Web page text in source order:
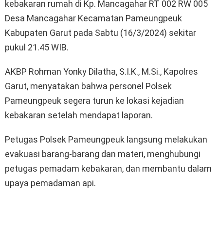
kebakaran rumah di Kp. Mancagahar RT 002 RW 005
Desa Mancagahar Kecamatan Pameungpeuk
Kabupaten Garut pada Sabtu (16/3/2024) sekitar
pukul 21.45 WIB.
AKBP Rohman Yonky Dilatha, S.I.K., M.Si., Kapolres
Garut, menyatakan bahwa personel Polsek
Pameungpeuk segera turun ke lokasi kejadian
kebakaran setelah mendapat laporan.
Petugas Polsek Pameungpeuk langsung melakukan
evakuasi barang-barang dan materi, menghubungi
petugas pemadam kebakaran, dan membantu dalam
upaya pemadaman api.